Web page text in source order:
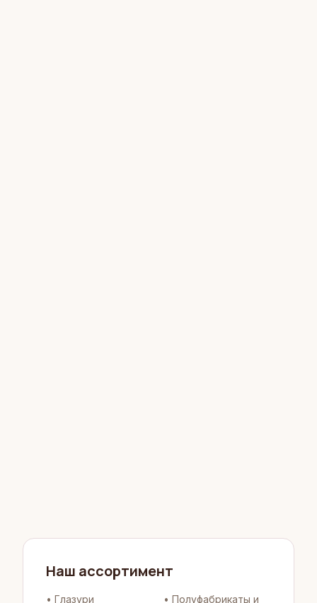
Наш ассортимент
• Глазури • Полуфабрикаты и